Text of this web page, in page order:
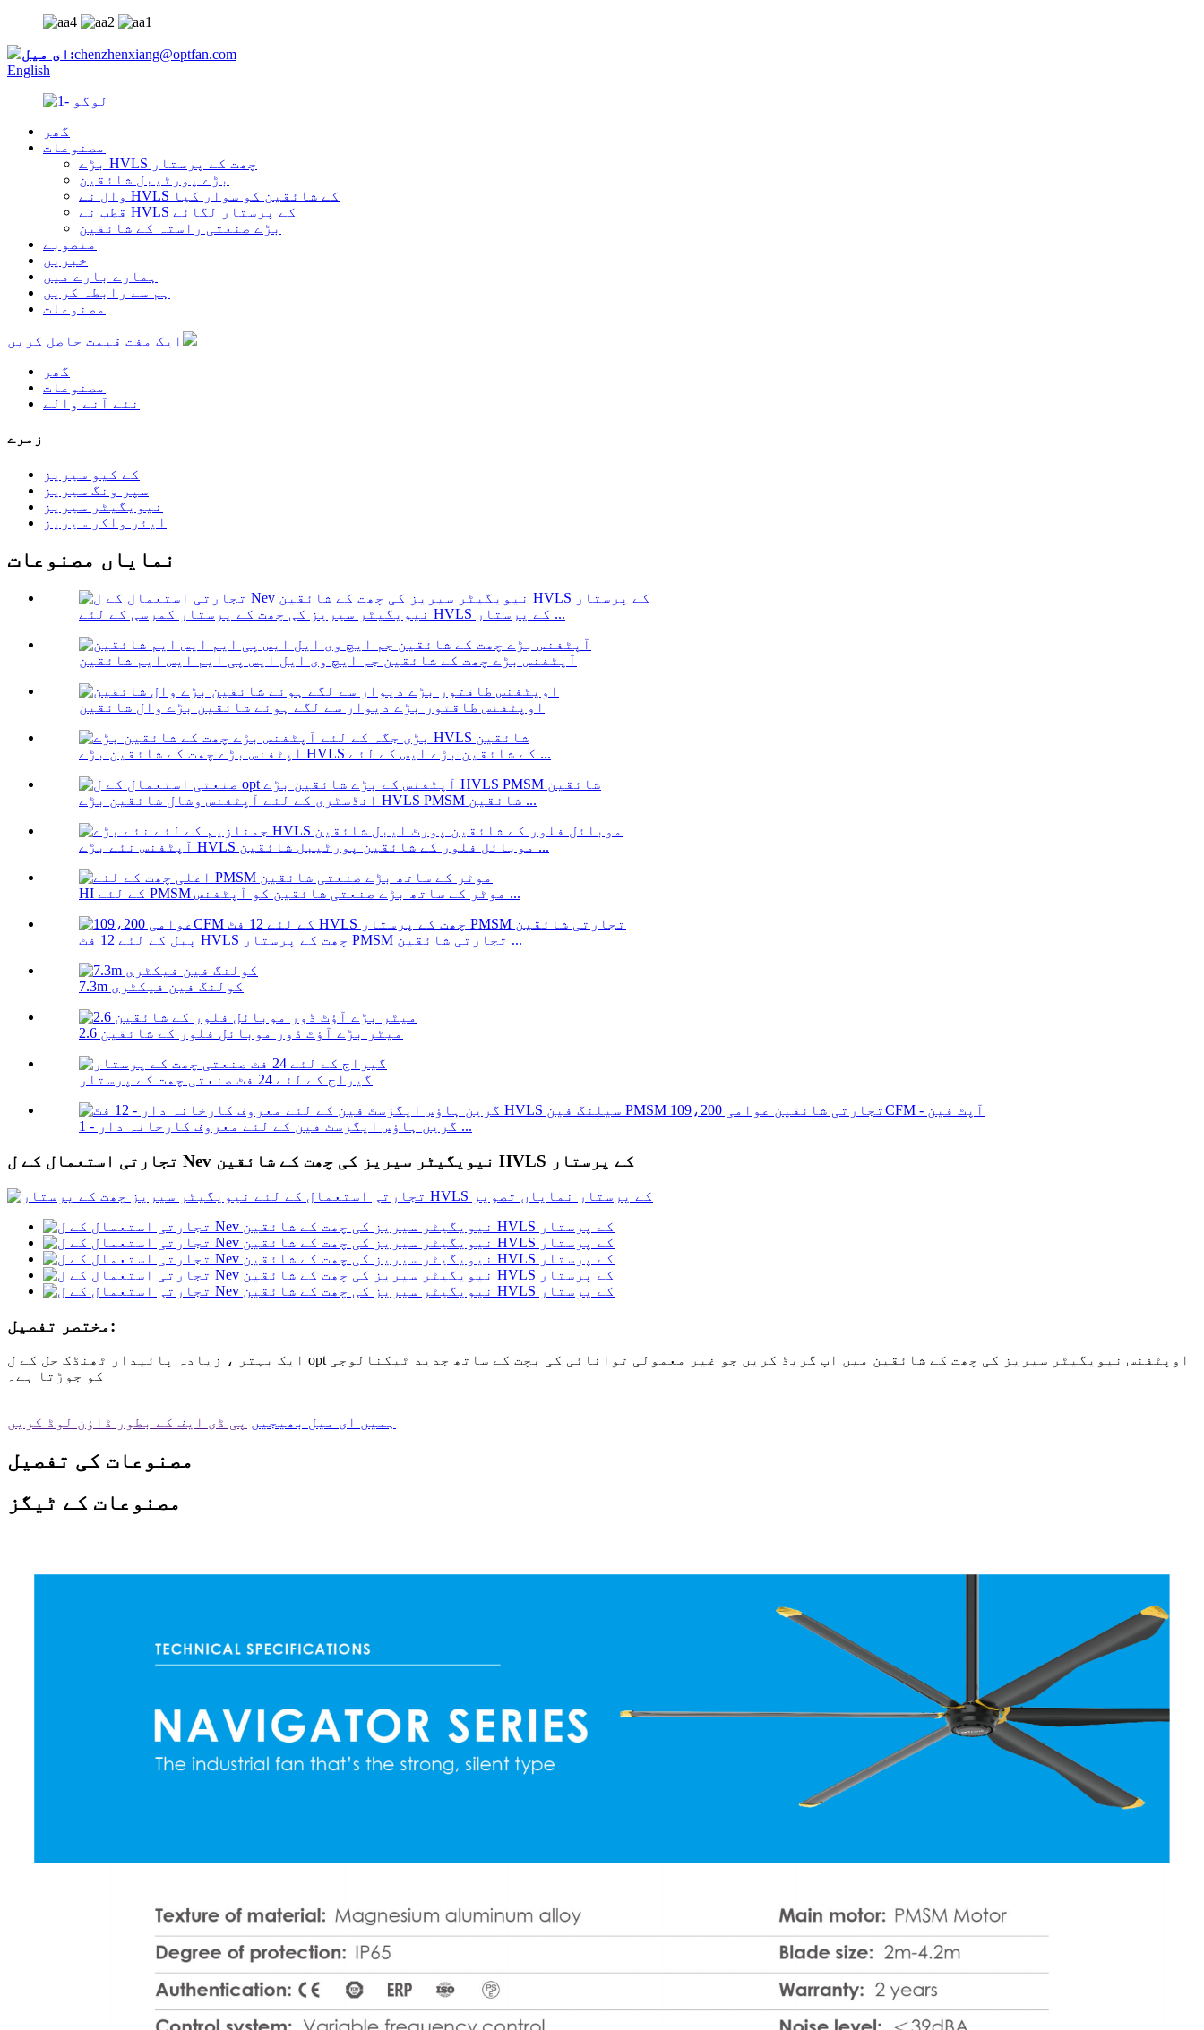
ای میل:chenzhenxiang@optfan.com
English
گھر
مصنوعات
بڑے HVLS چھت کے پرستار
بڑے پورٹیبل شائقین
وال نے HVLS کے شائقین کو سوار کیا
قطب نے HVLS کے پرستار لگائے
بڑے صنعتی راستہ کے شائقین
منصوبے
خبریں
ہمارے بارے میں
ہم سے رابطہ کریں
مصنوعات
ایک مفت قیمت حاصل کریں
گھر
مصنوعات
نئے آنے والے
زمرے
کے کیو سیریز
سپر ونگ سیریز
نیویگیٹر سیریز
ایئر واکر سیریز
نمایاں مصنوعات
نیویگیٹر سیریز کی چھت کے پرستار کمرسی کے لئے HVLS کے پرستار ...
آپٹفنس بڑے چھت کے شائقین جم ایچ وی ایل ایس پی ایم ایس ایم شائقین
اوپٹفنس طاقتور بڑے دیوار سے لگے ہوئے شائقین بڑے وال شائقین
آپٹفنس بڑے چھت کے شائقین بڑے HVLS کے شائقین بڑے ایس کے لئے ...
انڈسٹری کے لئے آپٹفنس وشال شائقین بڑے HVLS PMSM شائقین ...
آپٹفنس نئے بڑے HVLS موبائل فلور کے شائقین پورٹیبل شائقین ...
HI کے لئے PMSM موٹر کے ساتھ بڑے صنعتی شائقین کو آپٹفنس ...
پبل کے لئے 12 فٹ HVLS چھت کے پرستار PMSM تجارتی شائقین ...
7.3m کولنگ فین فیکٹری
2.6 میٹر بڑے آؤٹ ڈور موبائل فلور کے شائقین
گیراج کے لئے 24 فٹ صنعتی چھت کے پرستار
گرین ہاؤس ایگزسٹ فین کے لئے معروف کارخانہ دار - 1 ...
تجارتی استعمال کے ل Nev نیویگیٹر سیریز کی چھت کے شائقین HVLS کے پرستار
مختصر تفصیل:
ایک بہتر ، زیادہ پائیدار ٹھنڈک حل کے ل opt اوپٹفنس نیویگیٹر سیریز کی چھت کے شائقین میں اپ گریڈ کریں جو غیر معمولی توانائی کی بچت کے ساتھ جدید ٹیکنالوجی
کو جوڑتا ہے۔
ہمیں ای میل بھیجیں پی ڈی ایف کے بطور ڈاؤن لوڈ کریں
مصنوعات کی تفصیل
مصنوعات کے ٹیگز